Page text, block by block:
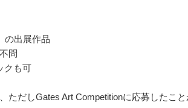
の出展作品
問
クも可
ただしGates Art Competitionに応募したこ